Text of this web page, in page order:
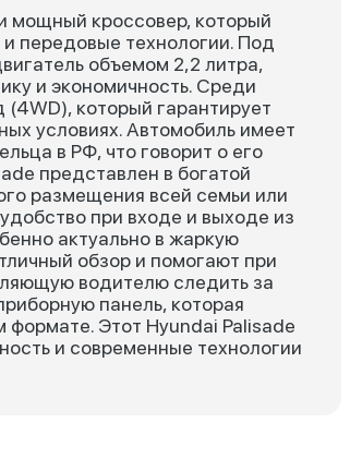
мощный кроссовер, который
передовые технологии. Под
объемом 2,2 литра,
и экономичность. Среди
который гарантирует
условиях. Автомобиль имеет
в РФ, что говорит о его
представлен в богатой
размещения всей семьи или
при входе и выходе из
актуально в жаркую
обзор и помогают при
водителю следить за
панель, которая
Этот Hyundai Palisade
и современные технологии